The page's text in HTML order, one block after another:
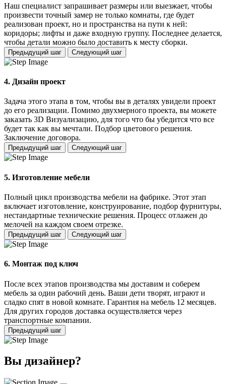
Наш специалист запрашивает размеры или выезжает, чтобы
произвести точный замер не только комнаты, где будет
реализован проект, но и пространства на пути к ней:
коридоры; лифты и даже входную группу. Последнее делается,
чтобы детали можно было доставить к месту сборки.
Предыдущий шаг Следующий шаг
4. Дизайн проект
Задача этого этапа в том, чтобы вы в деталях увидели проект
до его реализации. Помимо двухмерного проекта, вы можете
заказать 3D Визуализацию, для того что бы убедится что все
будет так как вы мечтали. Подбор цветового решения.
Заключение договора.
Предыдущий шаг Следующий шаг
5. Изготовление мебели
Полный цикл производства мебели на фабрике. Этот этап
включает изготовление, конструирование, подбор фурнитуры,
нестандартные технические решения. Процесс отлажен до
мелочей на каждом своем отрезке.
Предыдущий шаг Следующий шаг
6. Монтаж под ключ
После всех этапов производства мы доставим и соберем
мебель за один рабочий день. Ваши дети творят, играют и
сладко спят в новой комнате. Гарантия на мебель 12 месяцев.
Для других городов доставка осуществляется через
транспортные компании.
Предыдущий шаг
Вы дизайнер?